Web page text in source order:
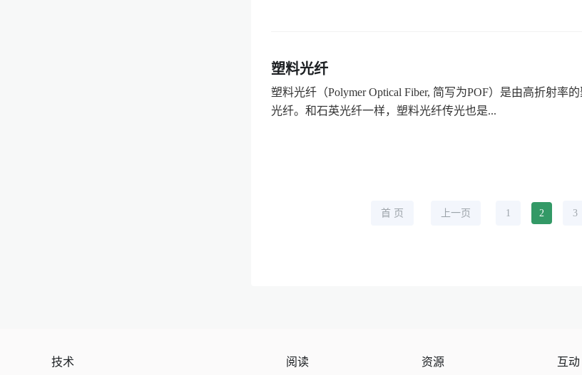
塑料光纤
塑料光纤（Polymer Optical Fiber, 简写为POF）是由高折射
光纤。和石英光纤一样，塑料光纤传光也是...
首 页 上一页 1 2 3
技术 阅读 资源 互动